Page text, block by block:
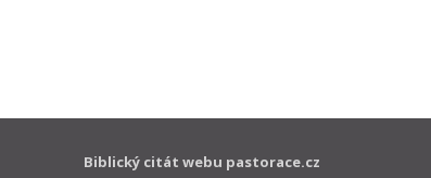
Biblický citát webu pastorace.cz